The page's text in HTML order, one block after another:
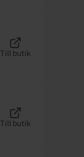
Till butik
Till butik